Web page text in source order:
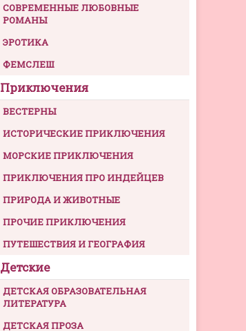
СОВРЕМЕННЫЕ ЛЮБОВНЫЕ
РОМАНЫ
ЭРОТИКА
ФЕМСЛЕШ
Приключения
ВЕСТЕРНЫ
ИСТОРИЧЕСКИЕ ПРИКЛЮЧЕНИЯ
МОРСКИЕ ПРИКЛЮЧЕНИЯ
ПРИКЛЮЧЕНИЯ ПРО ИНДЕЙЦЕВ
ПРИРОДА И ЖИВОТНЫЕ
ПРОЧИЕ ПРИКЛЮЧЕНИЯ
ПУТЕШЕСТВИЯ И ГЕОГРАФИЯ
Детские
ДЕТСКАЯ ОБРАЗОВАТЕЛЬНАЯ
ЛИТЕРАТУРА
ДЕТСКАЯ ПРОЗА